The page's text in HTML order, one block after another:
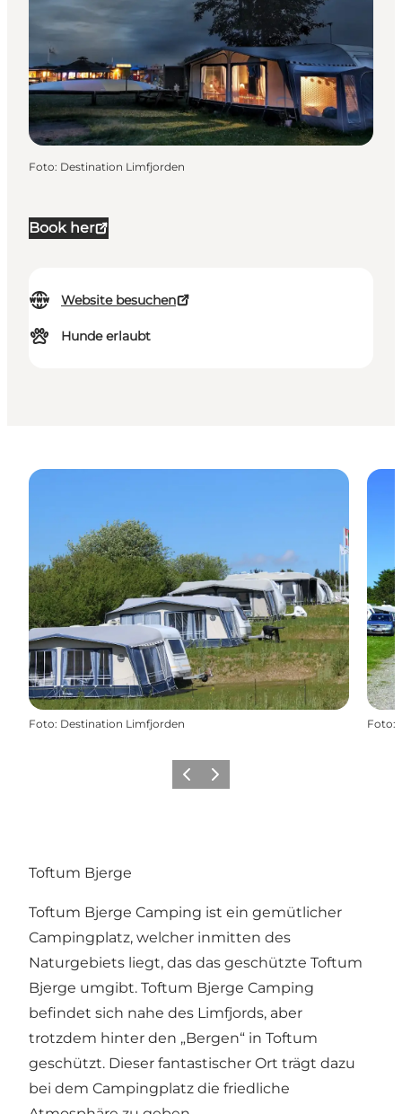
Book her
Website besuchen
Hunde erlaubt
Foto: Destination Limfjorden
Foto: Destination Limfjorden Foto:
Vorherige Folie
Nächste Folie
Toftum Bjerge
Toftum Bjerge Camping ist ein gemütlicher
Campingplatz, welcher inmitten des
Naturgebiets liegt, das das geschützte Toftum
Bjerge umgibt. Toftum Bjerge Camping
befindet sich nahe des Limfjords, aber
trotzdem hinter den „Bergen“ in Toftum
geschützt. Dieser fantastischer Ort trägt dazu
bei dem Campingplatz die friedliche